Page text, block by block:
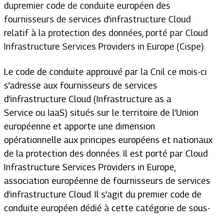
dupremier code de conduite européen des
fournisseurs de services d’infrastructure Cloud
relatif à la protection des données, porté par Cloud
Infrastructure Services Providers in Europe (Cispe).
Le code de conduite approuvé par la Cnil ce mois-ci
s’adresse aux fournisseurs de services
d’infrastructure Cloud (Infrastructure as a
Service ou IaaS) situés sur le territoire de l’Union
européenne et apporte une dimension
opérationnelle aux principes européens et nationaux
de la protection des données. Il est porté par Cloud
Infrastructure Services Providers in Europe,
association européenne de fournisseurs de services
d’infrastructure Cloud. Il s’agit du premier code de
conduite européen dédié à cette catégorie de sous-